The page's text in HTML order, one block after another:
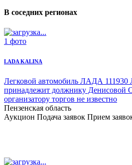
В соседних регионах
1 фото
LADA KALINA
Легковой автомобиль ЛАДА
принадлежит должнику Денисовой
организатору торгов не известно
Пензенская область
Аукцион Подача заявок Прием